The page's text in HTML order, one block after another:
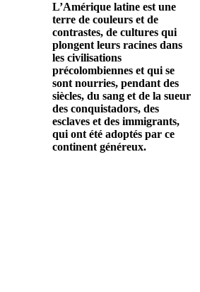
L’Amérique latine est une
terre de couleurs et de
contrastes, de cultures qui
plongent leurs racines dans
les civilisations
précolombiennes et qui se
sont nourries, pendant des
siècles, du sang et de la sueur
des conquistadors, des
esclaves et des immigrants,
qui ont été adoptés par ce
continent généreux.